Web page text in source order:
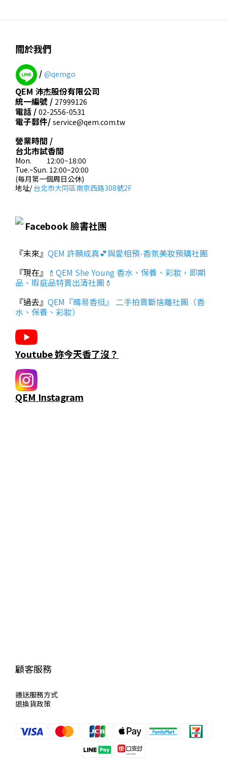
關於我們
/ @qemgo
QEM 沛杰股份有限公司
統一編號 / 27999126
電話 / 02-2556-0531
電子郵件/ service@qem.com.tw
營業時間 /
台北市試香間
Mon. 12:00~18:00
Tue.~Sun. 12:00~20:00
(每月第一個周日公休)
地址/台北市大同區南京西路308號2F
Facebook 臉書社團
『未來』 QEM 許願成真💕與愛相預-香氛美妝預購社團
『現在』 💄QEM She Young 香水、保養、彩妝，即期
品、瑕疵品特賣出清社團💄
『過去』 QEM『晴易香挺』 二手拍賣斷捨離社團（香
水、保養、彩妝）
Youtube 妳今天香了沒？
QEM Instagram
顧客服務
運送服務方式
退換貨政策